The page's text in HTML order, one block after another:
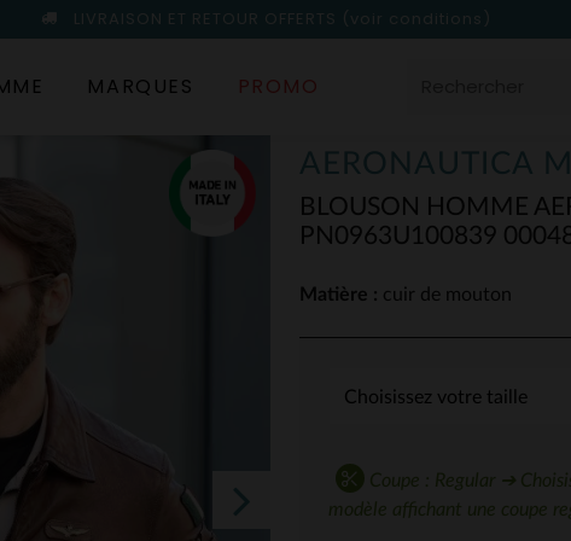
LIVRAISON ET RETOUR OFFERTS (voir conditions)
MARQUES PROMO
AERONAUTICA
BLOUSON HOMME
PN0963U100839
Matière : cuir de mouton
Coupe : Regular ➔
modèle affichant une coupe